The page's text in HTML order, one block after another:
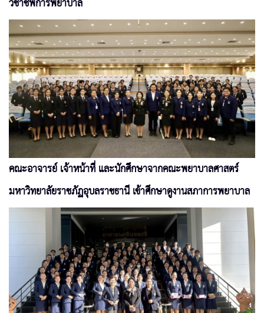
คณะอาจารย์ เจ้าหน้าที่ และนักศึกษาจากคณะพยาบาลศาสตร์
มหาวิทยาลัยราชภัฏอุบลราชธานี เข้าศึกษาดูงานสภาการพยาบาล